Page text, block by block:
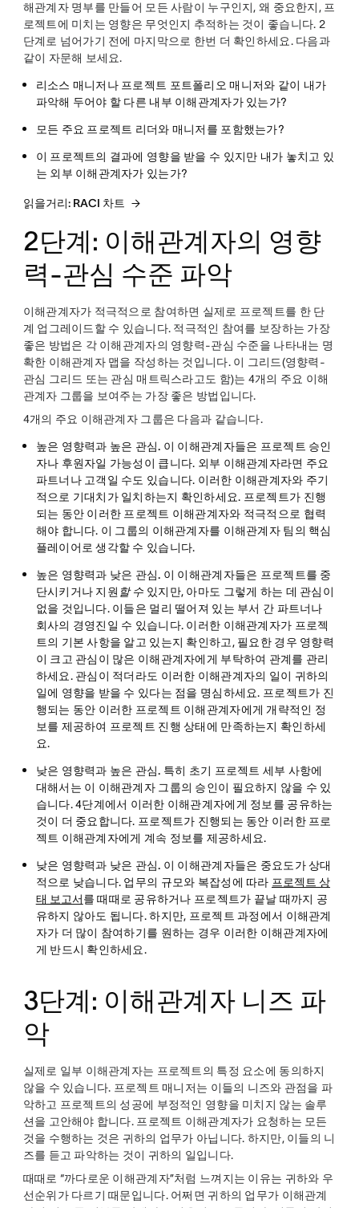
해관계자 명부를 만들어 모든 사람이 누구인지, 왜 중요한지, 프
로젝트에 미치는 영향은 무엇인지 추적하는 것이 좋습니다. 2
단계로 넘어가기 전에 마지막으로 한번 더 확인하세요. 다음과
같이 자문해 보세요.
리소스 매니저나 프로젝트 포트폴리오 매니저와 같이 내가
파악해 두어야 할 다른 내부 이해관계자가 있는가?
모든 주요 프로젝트 리더와 매니저를 포함했는가?
이 프로젝트의 결과에 영향을 받을 수 있지만 내가 놓치고 있
는 외부 이해관계자가 있는가?
읽을거리: RACI 차트
2단계: 이해관계자의 영향
력-관심 수준 파악
이해관계자가 적극적으로 참여하면 실제로 프로젝트를 한 단
계 업그레이드할 수 있습니다. 적극적인 참여를 보장하는 가장
좋은 방법은 각 이해관계자의 영향력-관심 수준을 나타내는 명
확한 이해관계자 맵을 작성하는 것입니다. 이 그리드(영향력-
관심 그리드 또는 관심 매트릭스라고도 함)는 4개의 주요 이해
관계자 그룹을 보여주는 가장 좋은 방법입니다.
4개의 주요 이해관계자 그룹은 다음과 같습니다.
높은 영향력과 높은 관심. 이 이해관계자들은 프로젝트 승인
자나 후원자일 가능성이 큽니다. 외부 이해관계자라면 주요
파트너나 고객일 수도 있습니다. 이러한 이해관계자와 주기
적으로 기대치가 일치하는지 확인하세요. 프로젝트가 진행
되는 동안 이러한 프로젝트 이해관계자와 적극적으로 협력
해야 합니다. 이 그룹의 이해관계자를 이해관계자 팀의 핵심
플레이어로 생각할 수 있습니다.
높은 영향력과 낮은 관심. 이 이해관계자들은 프로젝트를 중
단시키거나 지원 할 수있지만, 아마도 그렇게 하는 데 관심이
없을 것입니다. 이들은 멀리 떨어져 있는 부서 간 파트너나
회사의 경영진일 수 있습니다. 이러한 이해관계자가 프로젝
트의 기본 사항을 알고 있는지 확인하고, 필요한 경우 영향력
이 크고 관심이 많은 이해관계자에게 부탁하여 관계를 관리
하세요. 관심이 적더라도 이러한 이해관계자의 일이 귀하의
일에 영향을 받을 수 있다는 점을 명심하세요. 프로젝트가 진
행되는 동안 이러한 프로젝트 이해관계자에게 개략적인 정
보를 제공하여 프로젝트 진행 상태에 만족하는지 확인하세
요.
낮은 영향력과 높은 관심. 특히 초기 프로젝트 세부 사항에
대해서는 이 이해관계자 그룹의 승인이 필요하지 않을 수 있
습니다. 4단계에서 이러한 이해관계자에게 정보를 공유하는
것이 더 중요합니다. 프로젝트가 진행되는 동안 이러한 프로
젝트 이해관계자에게 계속 정보를 제공하세요.
낮은 영향력과 낮은 관심. 이 이해관계자들은 중요도가 상대
적으로 낮습니다. 업무의 규모와 복잡성에 따라 프로젝트 상
태 보고서를 때때로 공유하거나 프로젝트가 끝날 때까지 공
유하지 않아도 됩니다. 하지만, 프로젝트 과정에서 이해관계
자가 더 많이 참여하기를 원하는 경우 이러한 이해관계자에
게 반드시 확인하세요.
3단계: 이해관계자 니즈 파
악
실제로 일부 이해관계자는 프로젝트의 특정 요소에 동의하지
않을 수 있습니다. 프로젝트 매니저는 이들의 니즈와 관점을 파
악하고 프로젝트의 성공에 부정적인 영향을 미치지 않는 솔루
션을 고안해야 합니다. 프로젝트 이해관계자가 요청하는 모든
것을 수행하는 것은 귀하의 업무가 아닙니다. 하지만, 이들의 니
즈를 듣고 파악하는 것이 귀하의 일입니다.
때때로 “까다로운 이해관계자”처럼 느껴지는 이유는 귀하와 우
선순위가 다르기 때문입니다. 어쩌면 귀하의 업무가 이해관계